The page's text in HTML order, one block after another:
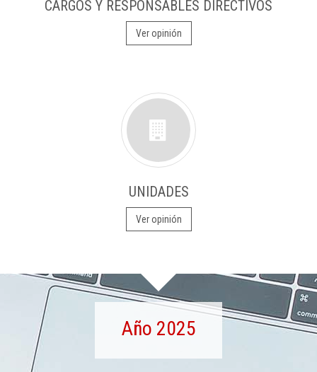
CARGOS Y RESPONSABLES DIRECTIVOS
Ver opinión
UNIDADES
Ver opinión
Año 2025